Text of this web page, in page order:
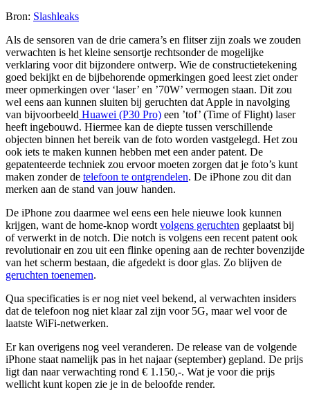
Bron: Slashleaks
Als de sensoren van de drie camera’s en flitser zijn zoals we zouden
verwachten is het kleine sensortje rechtsonder de mogelijke
verklaring voor dit bijzondere ontwerp. Wie de constructietekening
goed bekijkt en de bijbehorende opmerkingen goed leest ziet onder
meer opmerkingen over ‘laser’ en ’70W’ vermogen staan. Dit zou
wel eens aan kunnen sluiten bij geruchten dat Apple in navolging
van bijvoorbeeld Huawei (P30 Pro) een ’tof’ (Time of Flight) laser
heeft ingebouwd. Hiermee kan de diepte tussen verschillende
objecten binnen het bereik van de foto worden vastgelegd. Het zou
ook iets te maken kunnen hebben met een ander patent. De
gepatenteerde techniek zou ervoor moeten zorgen dat je foto’s kunt
maken zonder de telefoon te ontgrendelen. De iPhone zou dit dan
merken aan de stand van jouw handen.
De iPhone zou daarmee wel eens een hele nieuwe look kunnen
krijgen, want de home-knop wordtvolgens geruchten geplaatst bij
of verwerkt in de notch. Die notch is volgens een recent patent ook
revolutionair en zou uit een flinke opening aan de rechter bovenzijde
van het scherm bestaan, die afgedekt is door glas. Zo blijven de
geruchten toenemen.
Qua specificaties is er nog niet veel bekend, al verwachten insiders
dat de telefoon nog niet klaar zal zijn voor 5G, maar wel voor de
laatste WiFi-netwerken.
Er kan overigens nog veel veranderen. De release van de volgende
iPhone staat namelijk pas in het najaar (september) gepland. De prijs
ligt dan naar verwachting rond € 1.150,-. Wat je voor die prijs
wellicht kunt kopen zie je in de beloofde render.